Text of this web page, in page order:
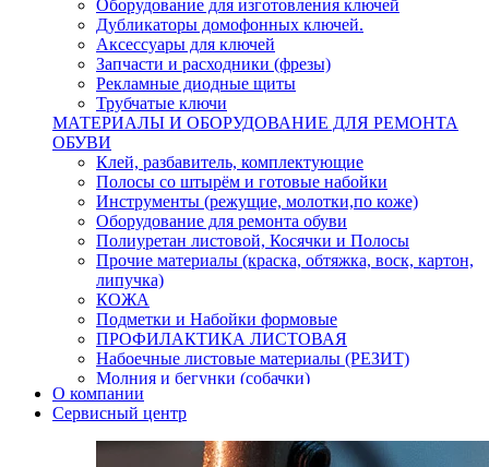
Оборудование для изготовления ключей
Дубликаторы домофонных ключей.
Аксессуары для ключей
Запчасти и расходники (фрезы)
Рекламные диодные щиты
Трубчатые ключи
МАТЕРИАЛЫ И ОБОРУДОВАНИЕ ДЛЯ РЕМОНТА
ОБУВИ
Клей, разбавитель, комплектующие
Полосы со штырём и готовые набойки
Инструменты (режущие, молотки,по коже)
Оборудование для ремонта обуви
Полиуретан листовой, Косячки и Полосы
Прочие материалы (краска, обтяжка, воск, картон,
липучка)
КОЖА
Подметки и Набойки формовые
ПРОФИЛАКТИКА ЛИСТОВАЯ
Набоечные листовые материалы (РЕЗИТ)
Молния и бегунки (собачки)
Нитки,иглы-шило,крючки.
Уход и косметика для обуви
Кнопки (магнитые,кобурные)
Пряжки для ремня
О компании
Сервисный центр